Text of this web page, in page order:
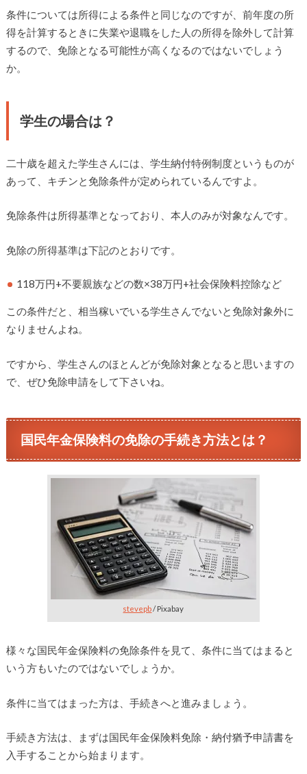
条件については所得による条件と同じなのですが、前年度の所
得を計算するときに失業や退職をした人の所得を除外して計算
するので、免除となる可能性が高くなるのではないでしょう
か。
学生の場合は？
二十歳を超えた学生さんには、学生納付特例制度というものが
あって、キチンと免除条件が定められているんですよ。
免除条件は所得基準となっており、本人のみが対象なんです。
免除の所得基準は下記のとおりです。
118万円+不要親族などの数×38万円+社会保険料控除など
この条件だと、相当稼いでいる学生さんでないと免除対象外に
なりませんよね。
ですから、学生さんのほとんどが免除対象となると思いますの
で、ぜひ免除申請をして下さいね。
国民年金保険料の免除の手続き方法とは？
stevepb/ Pixabay
様々な国民年金保険料の免除条件を見て、条件に当てはまると
いう方もいたのではないでしょうか。
条件に当てはまった方は、手続きへと進みましょう。
手続き方法は、まずは国民年金保険料免除・納付猶予申請書を
入手することから始まります。